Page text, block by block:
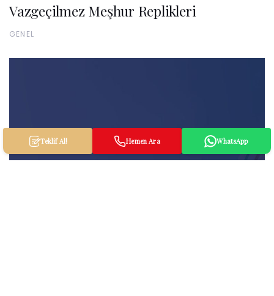
Vazgeçilmez Meşhur Replikleri
GENEL
Teklif Al! Hemen Ara WhatsApp